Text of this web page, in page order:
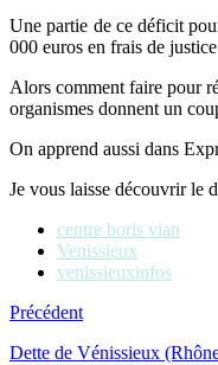
Une partie de ce déficit
000 euros en frais de
Alors comment faire pour
organismes donnent un
On apprend aussi dans
Je vous laisse découvrir le
centre boris vian
Venissieux
venissieuxinfos
Précédent
Dette de Vénissieux